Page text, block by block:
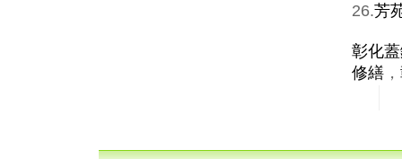
26.芳
彰化
修繕 ，